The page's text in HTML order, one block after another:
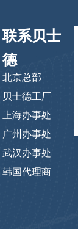
联系贝士
德
北京总部
贝士德工厂
上海办事处
广州办事处
武汉办事处
韩国代理商